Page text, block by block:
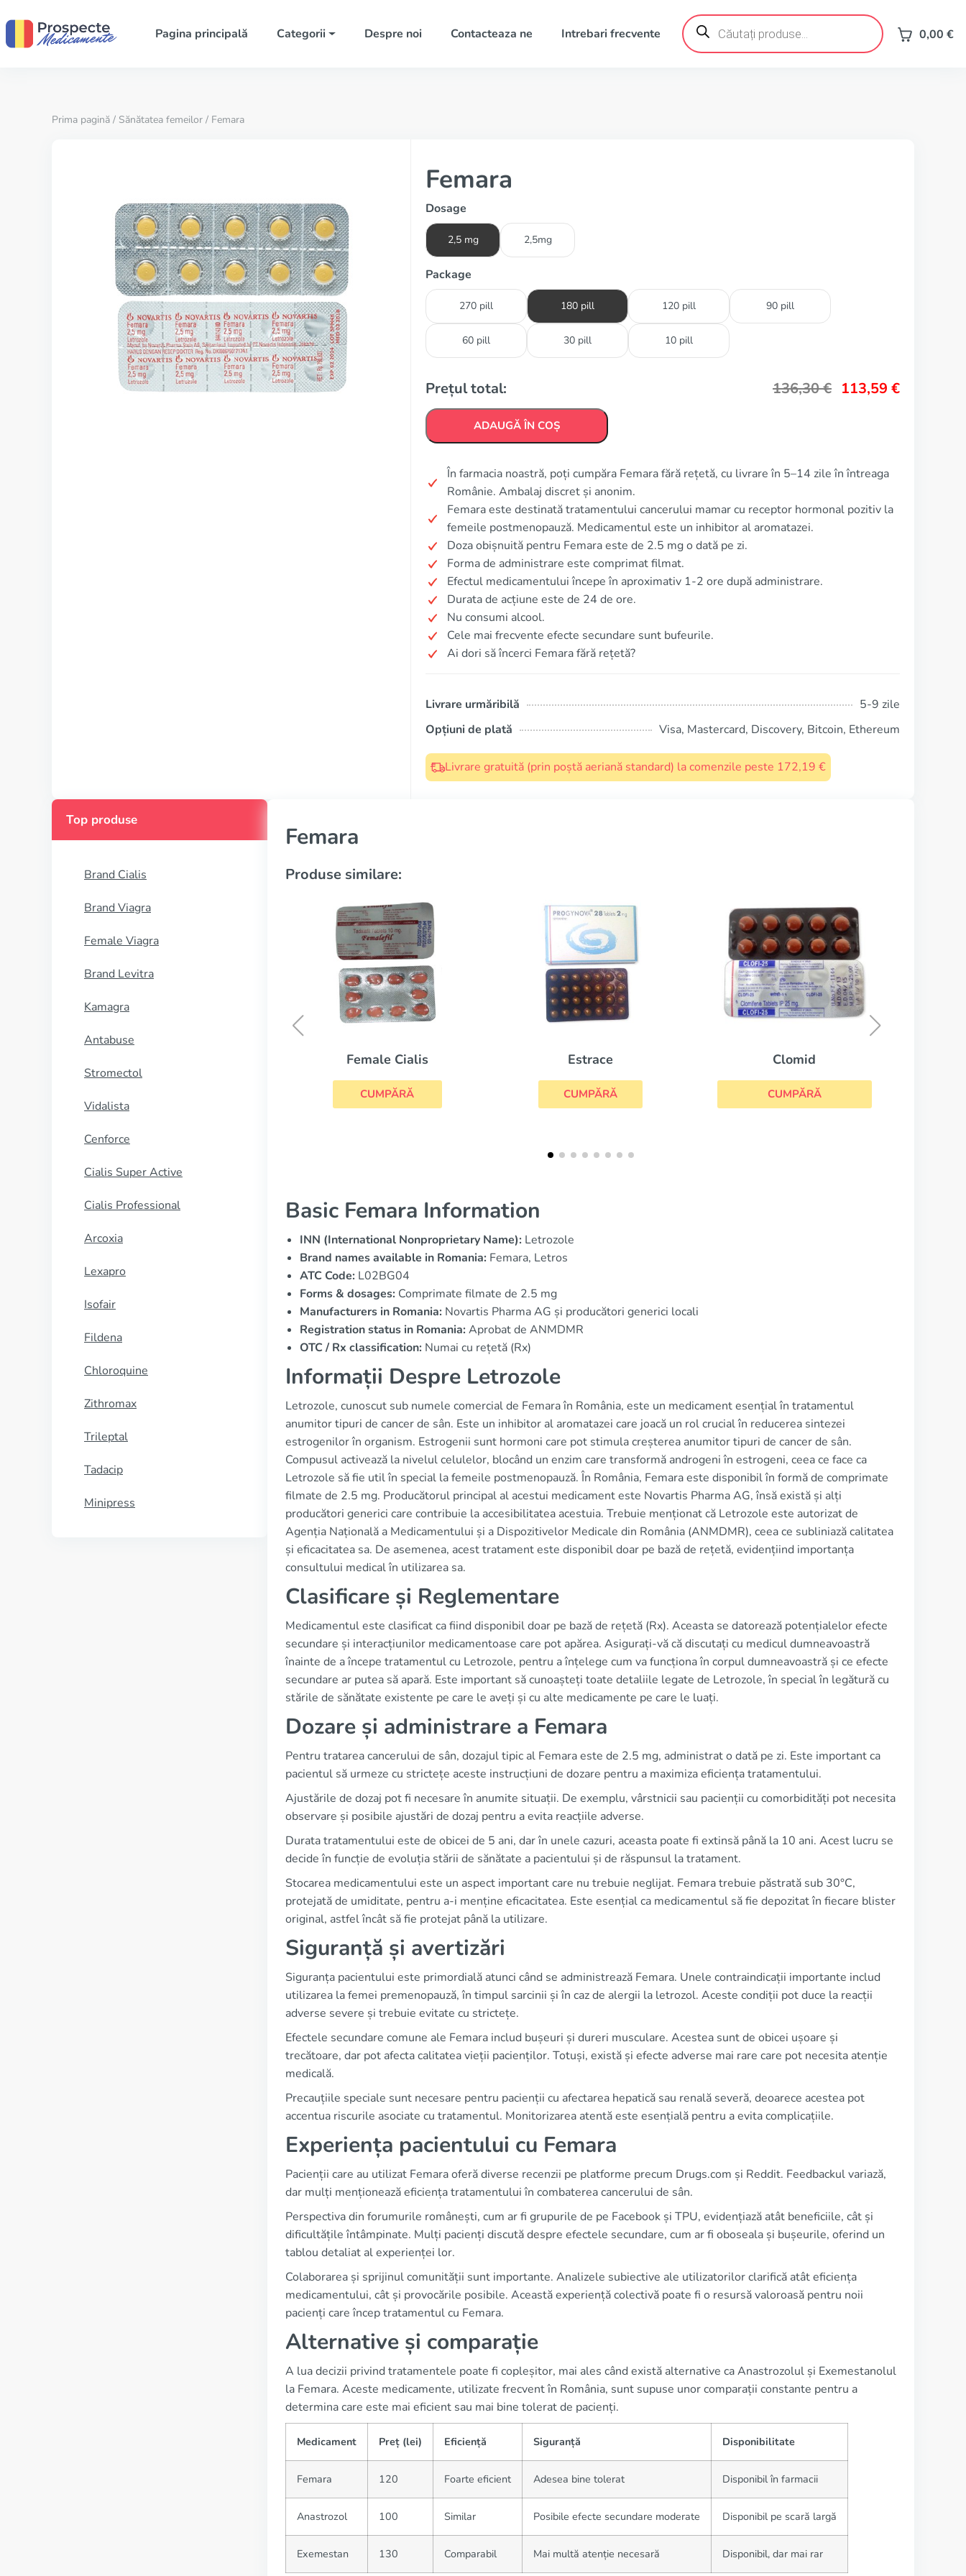
Pagina principală Categorii Despre noi Contacteaza ne Intrebari frecvente
Products
search 0,00 €
Prima pagină / Sănătatea femeilor / Femara
Femara
Dosage
2,5 mg 2,5mg
Package
270 pill 180 pill 120 pill 90 pill
60 pill 30 pill 10 pill
Prețul total: 136,30€ 113,59 €
ADAUGĂ ÎN COȘ
În farmacia noastră, poți cumpăra Femara fără rețetă, cu livrare în 5–14 zile în întreaga
Românie. Ambalaj discret și anonim.
Femara este destinată tratamentului cancerului mamar cu receptor hormonal pozitiv la
femeile postmenopauză. Medicamentul este un inhibitor al aromatazei.
Doza obișnuită pentru Femara este de 2.5 mg o dată pe zi.
Forma de administrare este comprimat filmat.
Efectul medicamentului începe în aproximativ 1-2 ore după administrare.
Durata de acțiune este de 24 de ore.
Nu consumi alcool.
Cele mai frecvente efecte secundare sunt bufeurile.
Ai dori să încerci Femara fără rețetă?
Livrare urmăribilă
5-9 zile
Opțiuni de plată
Visa, Mastercard, Discovery, Bitcoin, Ethereum
Livrare gratuită (prin poștă aeriană standard) la comenzile peste 172,19 €
Top produse
Brand Cialis
Brand Viagra
Female Viagra
Brand Levitra
Kamagra
Antabuse
Stromectol
Vidalista
Cenforce
Cialis Super Active
Cialis Professional
Arcoxia
Lexapro
Isofair
Fildena
Chloroquine
Zithromax
Trileptal
Tadacip
Minipress
Femara
Produse similare:
Estrace
CUMPĂRĂ
Clomid
CUMPĂRĂ
Danazol
Basic Femara Information
INN (International Nonproprietary Name): Letrozole
Brand names available in Romania: Femara, Letros
ATC Code: L02BG04
Forms & dosages: Comprimate filmate de 2.5 mg
Manufacturers in Romania: Novartis Pharma AG și producători generici locali
Registration status in Romania:Aprobat de ANMDMR
OTC / Rx classification: Numai cu rețetă (Rx)
Informații Despre Letrozole
Letrozole, cunoscut sub numele comercial de Femara în România, este un medicament esențial în tratamentul
anumitor tipuri de cancer de sân. Este un inhibitor al aromatazei care joacă un rol crucial în reducerea sintezei
estrogenilor în organism. Estrogenii sunt hormoni care pot stimula creșterea anumitor tipuri de cancer de sân.
Compusul activează la nivelul celulelor, blocând un enzim care transformă androgeni în estrogeni, ceea ce face ca
Letrozole să fie util în special la femeile postmenopauză. În România, Femara este disponibil în formă de comprimate
filmate de 2.5 mg. Producătorul principal al acestui medicament este Novartis Pharma AG, însă există și alți
producători generici care contribuie la accesibilitatea acestuia. Trebuie menționat că Letrozole este autorizat de
Agenția Națională a Medicamentului și a Dispozitivelor Medicale din România (ANMDMR), ceea ce subliniază calitatea
și eficacitatea sa. De asemenea, acest tratament este disponibil doar pe bază de rețetă, evidențiind importanța
consultului medical în utilizarea sa.
Clasificare și Reglementare
Medicamentul este clasificat ca fiind disponibil doar pe bază de rețetă (Rx). Aceasta se datorează potențialelor efecte
secundare și interacțiunilor medicamentoase care pot apărea. Asigurați-vă că discutați cu medicul dumneavoastră
înainte de a începe tratamentul cu Letrozole, pentru a înțelege cum va funcționa în corpul dumneavoastră și ce efecte
secundare ar putea să apară. Este important să cunoașteți toate detaliile legate de Letrozole, în special în legătură cu
stările de sănătate existente pe care le aveți și cu alte medicamente pe care le luați.
Dozare și administrare a Femara
Pentru tratarea cancerului de sân, dozajul tipic al Femara este de 2.5 mg, administrat o dată pe zi. Este important ca
pacientul să urmeze cu strictețe aceste instrucțiuni de dozare pentru a maximiza eficiența tratamentului.
Ajustările de dozaj pot fi necesare în anumite situații. De exemplu, vârstnicii sau pacienții cu comorbidități pot necesita
observare și posibile ajustări de dozaj pentru a evita reacțiile adverse.
Durata tratamentului este de obicei de 5 ani, dar în unele cazuri, aceasta poate fi extinsă până la 10 ani. Acest lucru se
decide în funcție de evoluția stării de sănătate a pacientului și de răspunsul la tratament.
Stocarea medicamentului este un aspect important care nu trebuie neglijat. Femara trebuie păstrată sub 30°C,
protejată de umiditate, pentru a-i menține eficacitatea. Este esențial ca medicamentul să fie depozitat în fiecare blister
original, astfel încât să fie protejat până la utilizare.
Siguranță și avertizări
Siguranța pacientului este primordială atunci când se administrează Femara. Unele contraindicații importante includ
utilizarea la femei premenopauză, în timpul sarcinii și în caz de alergii la letrozol. Aceste condiții pot duce la reacții
adverse severe și trebuie evitate cu strictețe.
Efectele secundare comune ale Femara includ bușeuri și dureri musculare. Acestea sunt de obicei ușoare și
trecătoare, dar pot afecta calitatea vieții pacienților. Totuși, există și efecte adverse mai rare care pot necesita atenție
medicală.
Precauțiile speciale sunt necesare pentru pacienții cu afectarea hepatică sau renală severă, deoarece acestea pot
accentua riscurile asociate cu tratamentul. Monitorizarea atentă este esențială pentru a evita complicațiile.
Experiența pacientului cu Femara
Pacienții care au utilizat Femara oferă diverse recenzii pe platforme precum Drugs.com și Reddit. Feedbackul variază,
dar mulți menționează eficiența tratamentului în combaterea cancerului de sân.
Perspectiva din forumurile românești, cum ar fi grupurile de pe Facebook și TPU, evidențiază atât beneficiile, cât și
dificultățile întâmpinate. Mulți pacienți discută despre efectele secundare, cum ar fi oboseala și bușeurile, oferind un
tablou detaliat al experienței lor.
Colaborarea și sprijinul comunității sunt importante. Analizele subiective ale utilizatorilor clarifică atât eficiența
medicamentului, cât și provocările posibile. Această experiență colectivă poate fi o resursă valoroasă pentru noii
pacienți care încep tratamentul cu Femara.
Alternative și comparație
A lua decizii privind tratamentele poate fi copleșitor, mai ales când există alternative ca Anastrozolul și Exemestanolul
la Femara. Aceste medicamente, utilizate frecvent în România, sunt supuse unor comparații constante pentru a
determina care este mai eficient sau mai bine tolerat de pacienți.
Medicament Preț (lei) Eficiență Siguranță Disponibilitate
Femara 120 Foarte eficient Adesea bine tolerat Disponibil în farmacii
Anastrozol 100 Similar Posibile efecte secundare moderate Disponibil pe scară largă
Exemestan 130 Comparabil Mai multă atenție necesară Disponibil, dar mai rar